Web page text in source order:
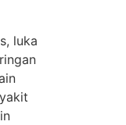
luka